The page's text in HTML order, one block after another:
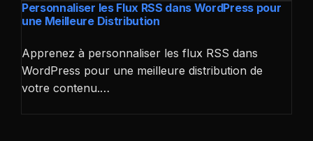
Personnaliser les Flux RSS dans WordPress pour
une Meilleure Distribution
Apprenez à personnaliser les flux RSS dans
WordPress pour une meilleure distribution de
votre contenu.…